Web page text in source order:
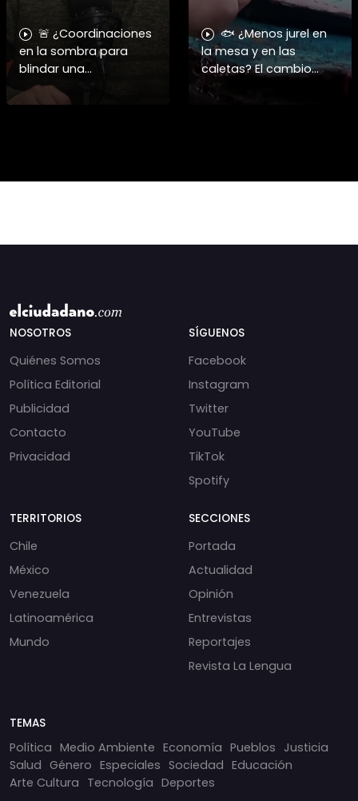
🚨 ¿Coordinaciones
en la sombra para
blindar una
candidatura
presidencial? Nuevos
🐟 ¿Menos jurel en
la mesa y en las
caletas? El cambio
climático y El Niño
alteran las aguas
NOSOTROS
Quiénes Somos
Política Editorial
Publicidad
Contacto
Privacidad
SÍGUENOS
Facebook
Instagram
Twitter
YouTube
TikTok
Spotify
TERRITORIOS
Chile
México
Venezuela
Latinoamérica
Mundo
SECCIONES
Portada
Actualidad
Opinión
Entrevistas
Reportajes
Revista La Lengua
TEMAS
Política Medio Ambiente Economía Pueblos Justicia
Salud Género Especiales Sociedad Educación
Arte Cultura Tecnología Deportes